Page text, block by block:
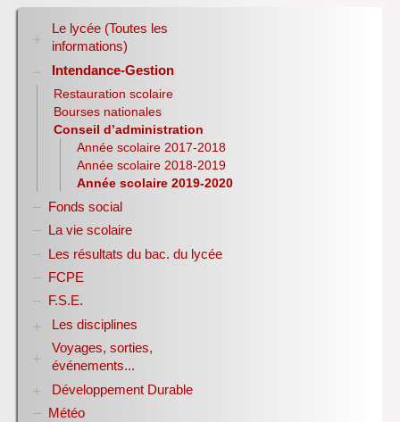
Le lycée (Toutes les
informations)
RENTREE 2026-2027
Stage des élèves de seconde
Intendance-Gestion
Restauration scolaire
Bourses nationales
Conseil d’administration
Année scolaire 2017-2018
Année scolaire 2018-2019
Année scolaire 2019-2020
Fonds social
La vie scolaire
Les résultats du bac. du lycée
FCPE
F.S.E.
Les disciplines
Allemand
Anglais
Sciences Economiques et Sociales
Voyages, sorties,
événements...
Année 1998-2007
Année 2007-2008
Développement Durable
Biodiversité
Météo